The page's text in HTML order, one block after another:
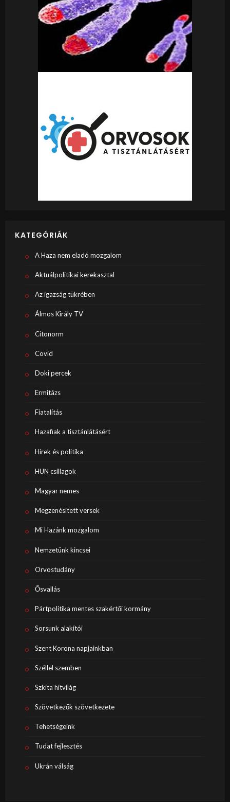
KATEGÓRIÁK
A Haza nem eladó mozgalom
Aktuálpolitikai kerekasztal
Az igazság tükrében
Álmos Király TV
Citonorm
Covid
Doki percek
Ermitázs
Fiatalítás
Hazafiak a tisztánlátásért
Hírek és politika
HUN csillagok
Magyar nemes
Megzenésített versek
Mi Hazánk mozgalom
Nemzetünk kincsei
Orvostudány
Ősvallás
Pártpolitika mentes szakértői kormány
Sorsunk alakítói
Szent Korona napjainkban
Széllel szemben
Szkíta hitvilág
Szövetkezők szövetkezete
Tehetségeink
Tudat fejlesztés
Ukrán válság